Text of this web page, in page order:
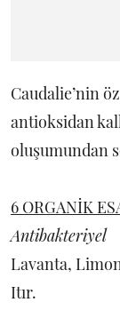
Caudalie’nin
antioksidan
oluşumundan
6 ORGANİK
Antibakteriyel
Lavanta,
Itır.